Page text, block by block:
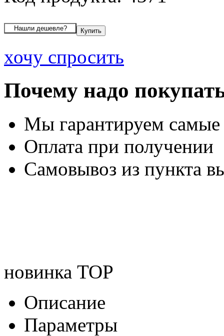
хочу спросить
Почему надо
Мы гарантируем
Оплата при получении
Самовывоз из пункта
новинка TOP
Описание
Параметры